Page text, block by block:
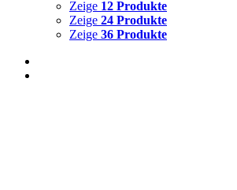
Zeige 12 Produkte
Zeige 24 Produkte
Zeige 36 Produkte